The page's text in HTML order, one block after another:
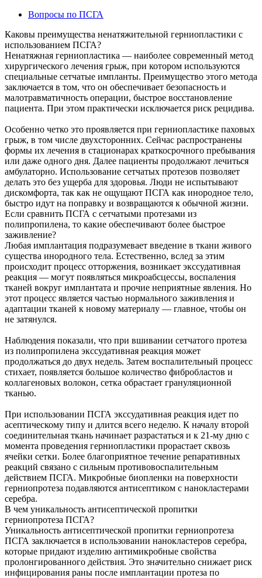
Вопросы по ПСГА
Каковы преимущества ненатяжительной герниопластики с
использованием ПСГА?
Ненатяжная герниопластика — наиболее современный метод
хирургического лечения грыж, при котором используются
специальные сетчатые импланты. Преимущество этого метода
заключается в том, что он обеспечивает безопасность и
малотравматичность операции, быстрое восстановление
пациента. При этом практически исключается риск рецидива.
Особенно четко это проявляется при герниопластике паховых
грыж, в том числе двухсторонних. Сейчас распространены
формы их лечения в стационарах краткосрочного пребывания
или даже одного дня. Далее пациенты продолжают лечиться
амбулаторно. Использование сетчатых протезов позволяет
делать это без ущерба для здоровья. Люди не испытывают
дискомфорта, так как не ощущают ПСГА как инородное тело,
быстро идут на поправку и возвращаются к обычной жизни.
Если сравнить ПСГА с сетчатыми протезами из
полипропилена, то какие обеспечивают более быстрое
заживление?
Любая имплантация подразумевает введение в ткани живого
существа инородного тела. Естественно, вслед за этим
происходит процесс отторжения, возникает экссудативная
реакция — могут появляться микроабсцессы, воспаления
тканей вокруг имплантата и прочие неприятные явления. Но
этот процесс является частью нормального заживления и
адаптации тканей к новому материалу — главное, чтобы он
не затянулся.
Наблюдения показали, что при вшивании сетчатого протеза
из полипропилена экссудативная реакция может
продолжаться до двух недель. Затем воспалительный процесс
стихает, появляется большое количество фибробластов и
коллагеновых волокон, сетка обрастает грануляционной
тканью.
При использовании ПСГА экссудативная реакция идет по
асептическому типу и длится всего неделю. К началу второй
соединительная ткань начинает разрастаться и к 21-му дню с
момента проведения герниопластики прорастает сквозь
ячейки сетки. Более благоприятное течение репаративных
реакций связано с сильным противовоспалительным
действием ПСГА. Микробные биопленки на поверхности
герниопротеза подавляются антисептиком с нанокластерами
серебра.
В чем уникальность антисептической пропитки
герниопротеза ПСГА?
Уникальность антисептической пропитки герниопротеза
ПСГА заключается в использовании нанокластеров серебра,
которые придают изделию антимикробные свойства
пролонгированного действия. Это значительно снижает риск
инфицирования раны после имплантации протеза по